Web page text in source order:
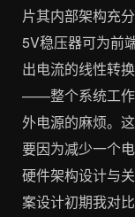
片其内部架构充
5V稳压器可为前
出电流的线性转
——整个系统工作
外电源的麻烦。
要因为减少一个
硬件架构设计与
案设计初期我对